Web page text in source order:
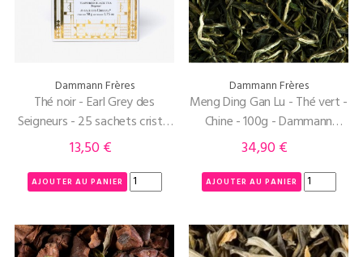
Dammann Frères
Thé noir - Earl Grey des
Seigneurs - 25 sachets cristal
- Dammann Frères
Prix
13,50 €
AJOUTER AU PANIER
Dammann Frères
Meng Ding Gan Lu - Thé vert -
Chine - 100g - Dammann
Frères
Prix
34,90 €
AJOUTER AU PANIER